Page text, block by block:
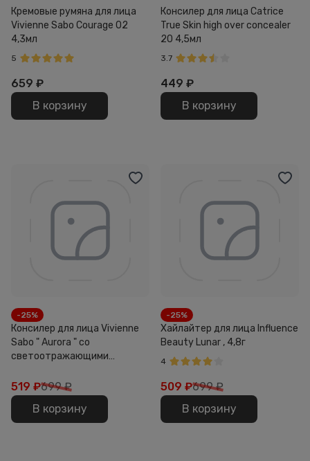
Кремовые румяна для лица
Vivienne Sabo Courage 02
4,3мл
5
659 ₽
В корзину
Консилер для лица Catrice
True Skin high over concealer
20 4,5мл
3.7
449 ₽
В корзину
-25%
Консилер для лица Vivienne
Sabo " Aurora " со
светоотражающими
519 ₽699 ₽
В корзину
-25%
Хайлайтер для лица Influence
Beauty Lunar , 4,8г
4
509 ₽699 ₽
В корзину